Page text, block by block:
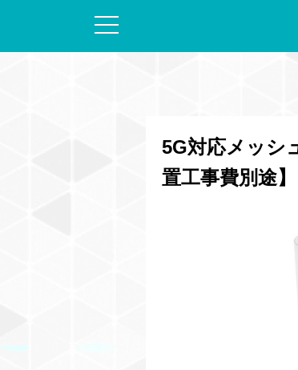
5G対応メッシ
置工事費別途】